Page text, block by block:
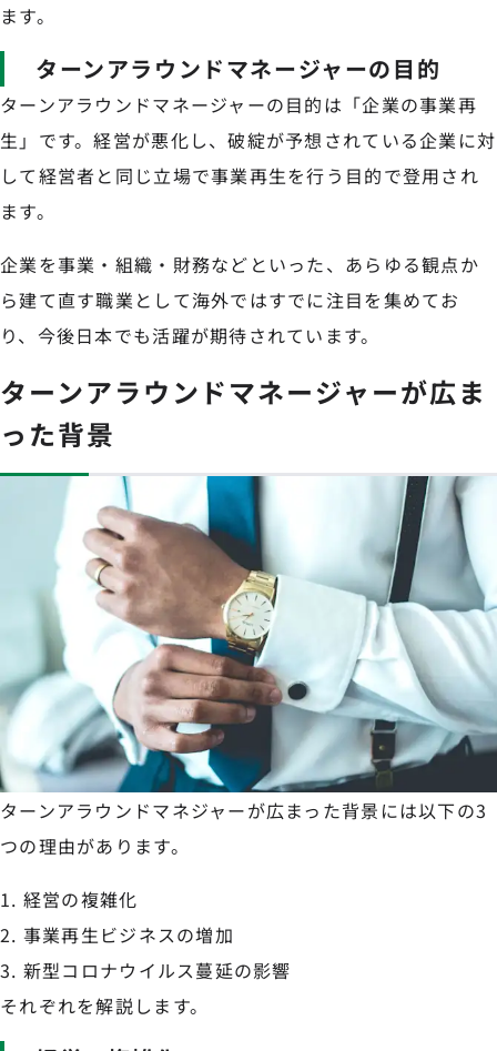
ます。
ターンアラウンドマネージャーの目的
ターンアラウンドマネージャーの目的は「企業の事業再
生」です。経営が悪化し、破綻が予想されている企業に対
して経営者と同じ立場で事業再生を行う目的で登用され
ます。
企業を事業・組織・財務などといった、あらゆる観点か
ら建て直す職業として海外ではすでに注目を集めてお
り、今後日本でも活躍が期待されています。
ターンアラウンドマネージャーが広ま
った背景
ターンアラウンドマネジャーが広まった背景には以下の3
つの理由があります。
経営の複雑化
事業再生ビジネスの増加
新型コロナウイルス蔓延の影響
それぞれを解説します。